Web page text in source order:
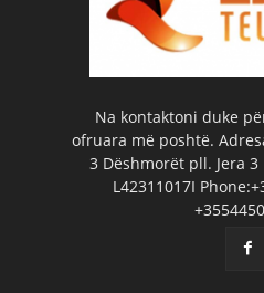
Na kontaktoni duke
ofruara më poshtë.
3 Dëshmorët pll. Jera 3
L42311017I